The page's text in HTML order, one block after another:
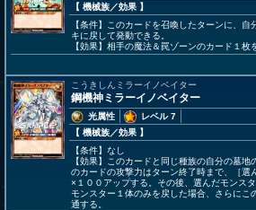
【 機械族／効果 】
【条件】このカードを召喚したターンに、
キに戻して発動できる。
【効果】相手の魔法＆罠ゾーンのカード１枚
こうきしんミラーイノベイター
鋼機神ミラーイノベイター
光属性
レベル 7
【 機械族／効果 】
【条件】なし
【効果】このカードと同じ種族の自分の墓地
のカードの攻撃力はターン終了時まで、［選
×１００アップする。その後、選んだモンス
モンスター１体のみを戻した場合、さらにこ
通する。